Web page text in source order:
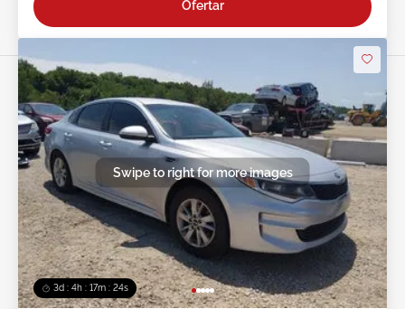
Ofertar
3d : 4h : 17m : 21s
Swipe to right for more images